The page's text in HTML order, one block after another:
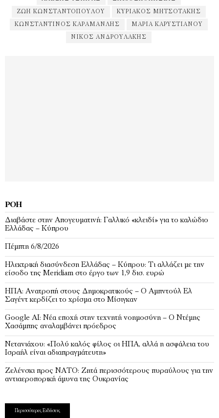
ΖΩΉ ΚΩΝΣΤΑΝΤΟΠΟΎΛΟΥ ΚΥΡΙΆΚΟΣ ΜΗΤΣΟΤΆΚΗΣ
ΚΩΝΣΤΑΝΤΊΝΟΣ ΚΑΡΑΜΑΝΛΉΣ ΜΑΡΊΑ ΚΑΡΥΣΤΙΑΝΟΎ
ΝΊΚΟΣ ΑΝΔΡΟΥΛΆΚΗΣ
ΡΟΉ
Διαβάστε στην Απογευματινή: Γαλλικό «κλειδί» για το καλώδιο
Ελλάδας – Κύπρου
Πέμπτη 6/8/2026
Ηλεκτρική διασύνδεση Ελλάδας – Κύπρου: Τι αλλάζει με την
είσοδο της Meridiam στο έργο των 1,9 δισ. ευρώ
ΗΠΑ: Ανατροπή στους Δημοκρατικούς – Ο Αμπντούλ Ελ
Σαγέντ κερδίζει το χρίσμα στο Μίσιγκαν
Google AI: Νέα εποχή στην τεχνητή νοημοσύνη – Ο Ντέμης
Χασάμπης αναλαμβάνει πρόεδρος
Νετανιάχου: «Πολύ καλός φίλος οι ΗΠΑ, αλλά η ασφάλεια του
Ισραήλ είναι αδιαπραγμάτευτη»
Ζελένσκι προς ΝΑΤΟ: Ζητά περισσότερους πυραύλους για την
αντιαεροπορική άμυνα της Ουκρανίας
Περισσότερες Ειδήσεις